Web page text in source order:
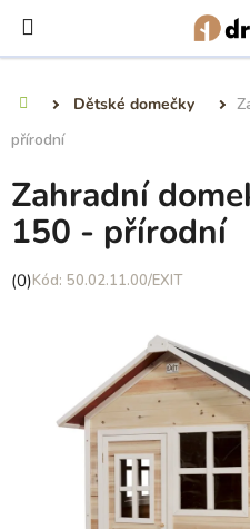
obsah
Dětské domečky
přírodní
Zahradní
150 - přírodní
Průměrné
hvězdiček.
(0) 50.02.11.00/EXIT